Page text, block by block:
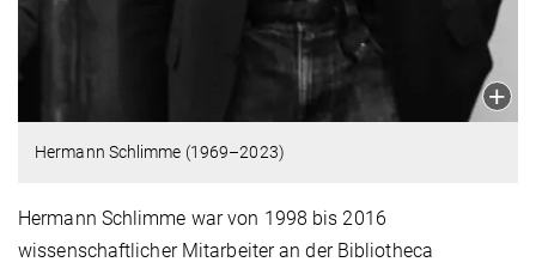
Hermann Schlimme (1969–2023)
Hermann Schlimme war von 1998 bis 2016
wissenschaftlicher Mitarbeiter an der Bibliotheca